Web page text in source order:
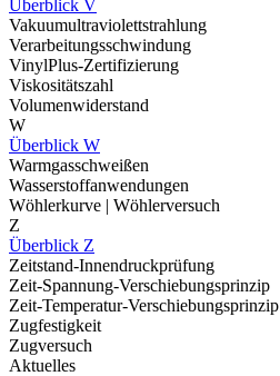
Überblick V
Vakuumultraviolettstrahlung
Verarbeitungsschwindung
VinylPlus-Zertifizierung
Viskositätszahl
Volumenwiderstand
W
Überblick W
Warmgasschweißen
Wasserstoffanwendungen
Wöhlerkurve | Wöhlerversuch
Z
Überblick Z
Zeitstand-Innendruckprüfung
Zeit-Spannung-Verschiebungsprinzip
Zeit-Temperatur-Verschiebungsprinzip
Zugfestigkeit
Zugversuch
Aktuelles